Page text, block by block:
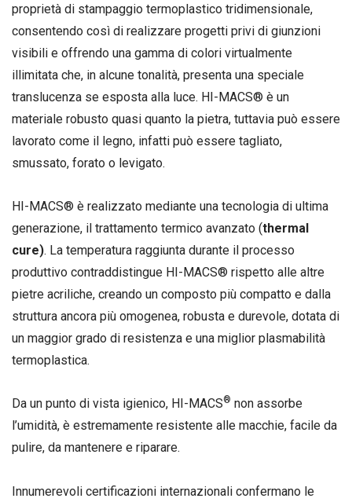
proprietà di stampaggio termoplastico tridimensionale,
consentendo così di realizzare progetti privi di giunzioni
visibili e offrendo una gamma di colori virtualmente
illimitata che, in alcune tonalità, presenta una speciale
translucenza se esposta alla luce. HI-MACS® è un
materiale robusto quasi quanto la pietra, tuttavia può essere
lavorato come il legno, infatti può essere tagliato,
smussato, forato o levigato.
HI-MACS® è realizzato mediante una tecnologia di ultima
generazione, il trattamento termico avanzato (thermal
cure). La temperatura raggiunta durante il processo
produttivo contraddistingue HI-MACS® rispetto alle altre
pietre acriliche, creando un composto più compatto e dalla
struttura ancora più omogenea, robusta e durevole, dotata di
un maggior grado di resistenza e una miglior plasmabilità
termoplastica.
Da un punto di vista igienico, HI-MACS® non assorbe
l’umidità, è estremamente resistente alle macchie, facile da
pulire, da mantenere e riparare.
Innumerevoli certificazioni internazionali confermano le